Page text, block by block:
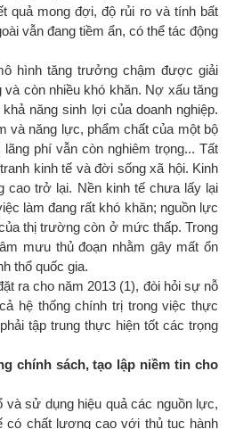
quả mong đợi, độ rủi ro và tính bất
vẫn đang tiềm ẩn, có thể tác động
hình tăng trưởng chậm được giải
còn nhiều khó khăn. Nợ xấu tăng
năng sinh lợi của doanh nghiệp.
và năng lực, phẩm chất của một bộ
phí vẫn còn nghiêm trọng... Tất
kinh tế và đời sống xã hội. Kinh
cao trở lại. Nền kinh tế chưa lấy lại
làm đang rất khó khăn; nguồn lực
thị trường còn ở mức thấp. Trong
mưu thủ đoạn nhằm gây mất ổn
thổ quốc gia.
ra cho năm 2013 (1), đòi hỏi sự nỗ
hệ thống chính trị trong việc thực
tập trung thực hiện tốt các trọng
chính sách, tạo lập niềm tin cho
và sử dụng hiệu quả các nguồn lực,
có chất lượng cao với thủ tục hành